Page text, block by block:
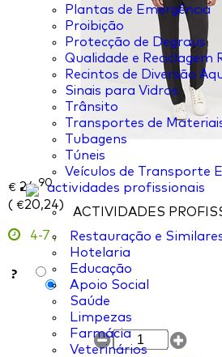
Plantas de Emergência
Proibição
Protecção de Degraus
Qualidade e Reciclagem
Recintos de Diversão
Sinais para Vidros
Trânsito
Transportes de
Tubagens
Túneis
Veículos de Transporte
actividades profissionais
ACTIVIDADES
Restauração e
Hotelaria
Educação
Apoio Social
Saúde
Limpezas
Farmácia
Veterinários
€ 24,90
( €20,24)
4-7,
?